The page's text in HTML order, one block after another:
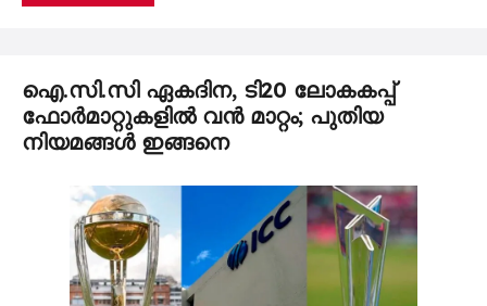
ഐ.സി.സി ഏകദിന, ടി20 ലോകകപ്പ്
ഫോർമാറ്റുകളിൽ വൻ മാറ്റം; പുതിയ
നിയമങ്ങൾ ഇങ്ങനെ